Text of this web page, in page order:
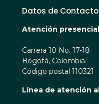
Datos de Contacto
Atención
Carrera 10 No. 17-18
Bogotá, Colombia
Código postal 110321
Línea de atención